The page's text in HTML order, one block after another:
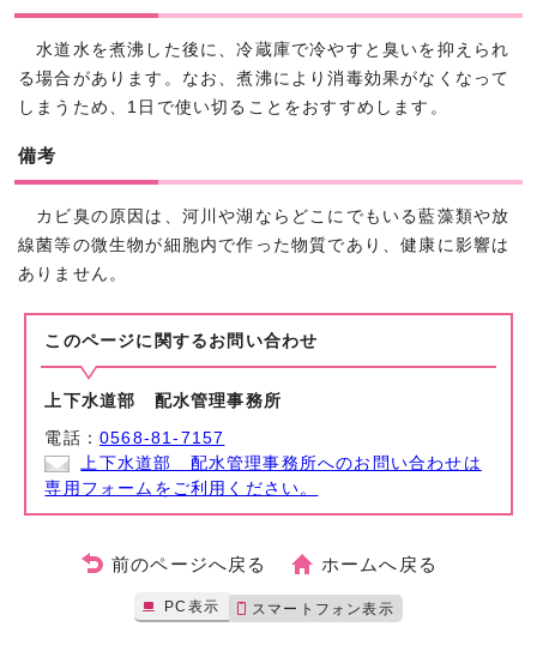
水道水を煮沸した後に、冷蔵庫で冷やすと臭いを抑えられ
る場合があります。なお、煮沸により消毒効果がなくなって
しまうため、1日で使い切ることをおすすめします。
備考
カビ臭の原因は、河川や湖ならどこにでもいる藍藻類や放
線菌等の微生物が細胞内で作った物質であり、健康に影響は
ありません。
このページに関する お問い合わせ
上下水道部 配水管理事務所
電話：0568-81-7157
上下水道部 配水管理事務所へのお問い合わせは
専用フォームをご利用ください。
前のページへ戻る ホームへ戻る
PC表示 スマートフォン表示